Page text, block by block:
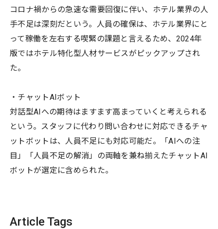
コロナ禍からの急速な需要回復に伴い、ホテル業界の人
手不足は深刻だという。人員の確保は、ホテル業界にと
って稼働を左右する喫緊の課題と言えるため、2024年
版ではホテル特化型人材サービスがピックアップされ
た。
・チャットAIボット
対話型AIへの期待はますます高まっていくと考えられる
という。スタッフに代わり問い合わせに対応できるチャ
ットボットは、人員不足にも対応可能だ。「AIへの注
目」「人員不足の解消」の両軸を兼ね揃えたチャットAI
ボットが選定に含められた。
Article Tags